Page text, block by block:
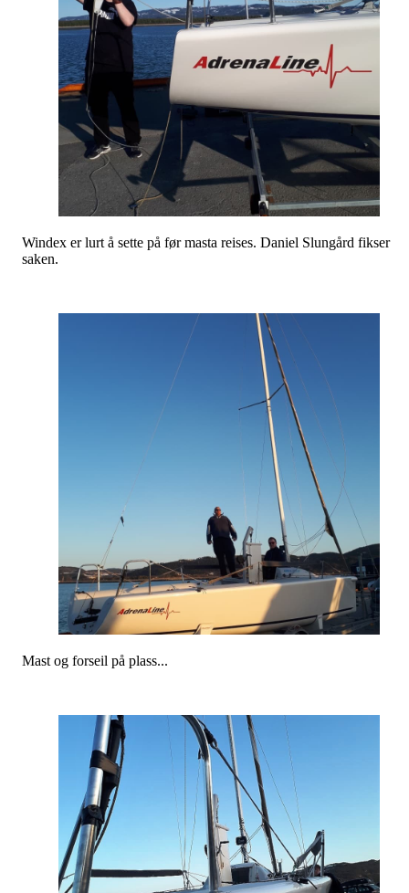
Windex er lurt å sette på før masta reises. Daniel Slungård fikser
saken.
Mast og forseil på plass...